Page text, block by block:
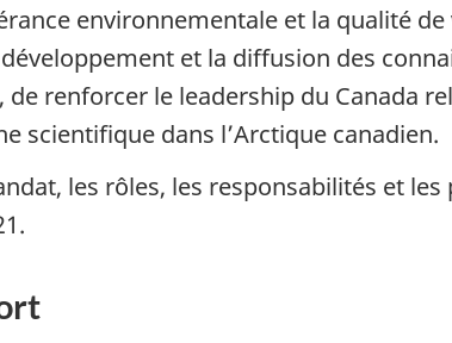
environnementale et la qualité
et la diffusion des
renforcer le leadership du Canada
scientifique dans l’Arctique canadien.
les rôles, les responsabilités et